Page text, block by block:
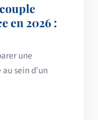
en 2026 :
une
au sein d'un